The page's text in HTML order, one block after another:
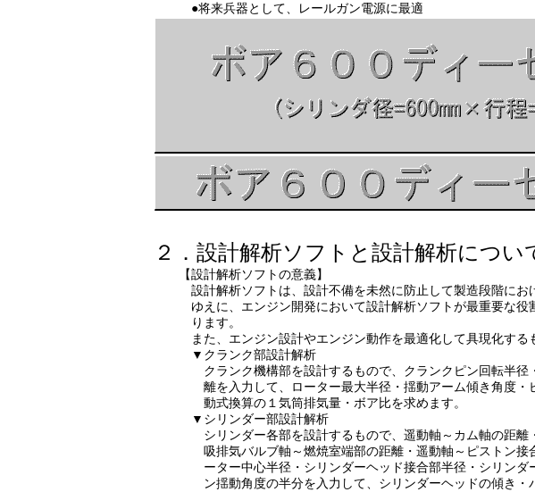
●将来兵器として、レールガン電源に最適
２．設計解析ソフトと設計解析につい
【設計解析ソフトの意義】
設計解析ソフトは、設計不備を未然に防止して製造段階におけ
ゆえに、エンジン開発において設計解析ソフトが最重要な役割
ります。
また、エンジン設計やエンジン動作を最適化して具現化するも
▼クランク部設計解析
クランク機構部を設計するもので、クランクピン回転半径・
離を入力して、ローター最大半径・揺動アーム傾き角度・ピ
動式換算の１気筒排気量・ボア比を求めます。
▼シリンダー部設計解析
シリンダー各部を設計するもので、遥動軸～カム軸の距離・
吸排気バルブ軸～燃焼室端部の距離・遥動軸～ピストン接合
ーター中心半径・シリンダーヘッド接合部半径・シリンダー
ン揺動角度の半分を入力して、シリンダーヘッドの傾き・バ